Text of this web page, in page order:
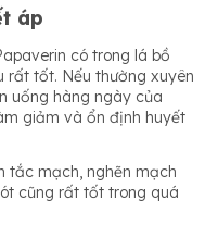
áp
có trong lá bồ
rất tốt. Nếu thường xuyên
uống hàng ngày của
giảm và ổn định huyết
tắc mạch, nghẽn mạch
cũng rất tốt trong quá